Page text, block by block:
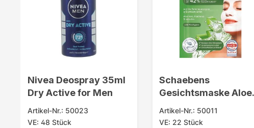
Nivea Deospray 35ml
Dry Active for Men
Artikel-Nr.: 50023
VE: 48 Stück
Schaebens
Gesichtsmaske Aloe
Vera 2x5ml
Artikel-Nr.: 50011
VE: 22 Stück